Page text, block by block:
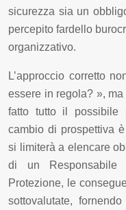
sicurezza sia un
percepito fardello
organizzativo.
L’approccio corretto
essere in regola? »,
fatto tutto il possibile
cambio di prospettiva
si limiterà a elencare
di un
Protezione, le
sottovalutate,